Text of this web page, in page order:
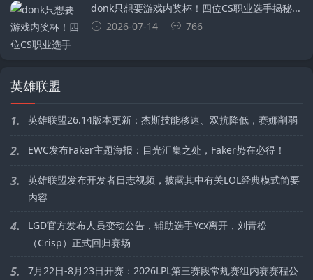
donk只想要游戏内奖杯！四位CS职业选手揭秘...
2026-07-14
766
英雄联盟
1. 英雄联盟26.14版本更新：杰斯技能移速、双抗降低，赛娜削弱
2. EWC发布Faker主题海报：目光汇集之处，Faker势在必得！
3.
英雄联盟发布开发者日志视频，披露其中有关LOL经典模式简要
内容
4.
LGD官方发布人员变动公告，辅助选手Ycx离开，刘青松
（Crisp）正式回归赛场
5.
7月22日-8月23日开赛：2026LPL第三赛段常规赛组内赛赛程公